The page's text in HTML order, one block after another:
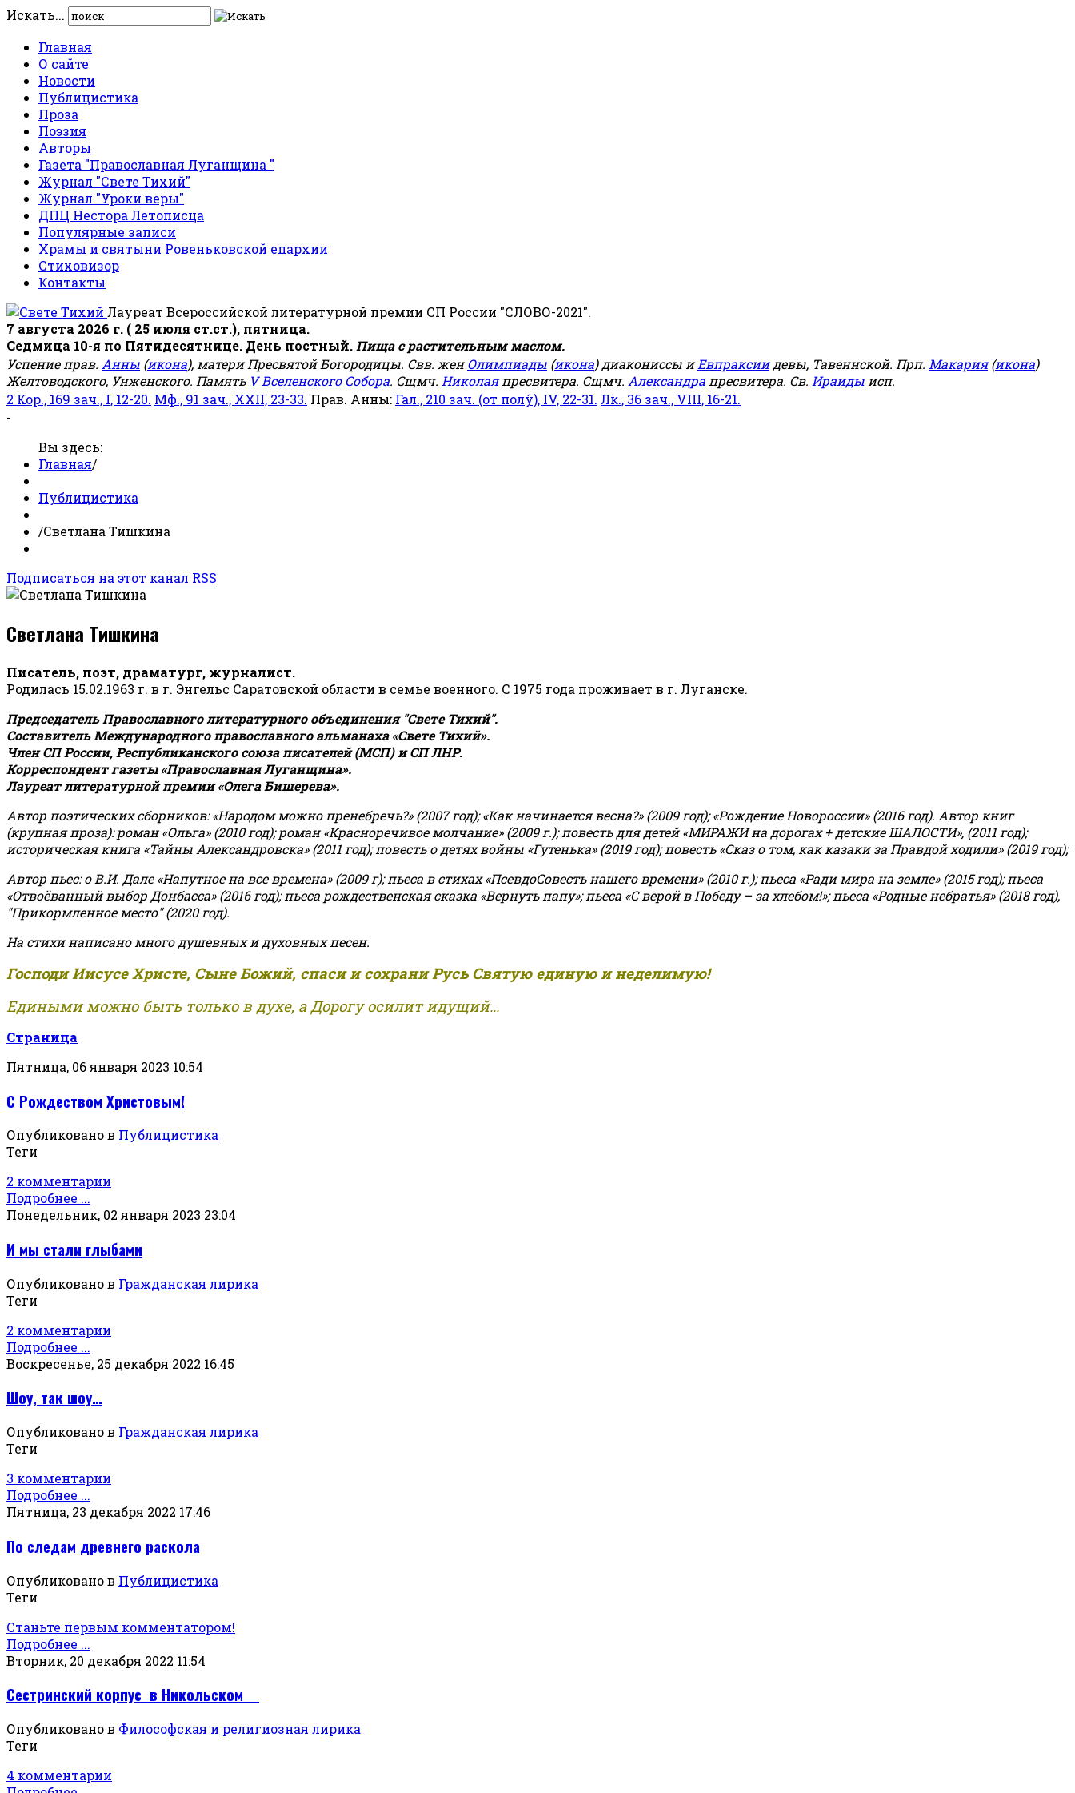
Искать...
Главная
О сайте
Новости
Публицистика
Проза
Поэзия
Авторы
Газета "Православная Луганщина "
Журнал "Свете Тихий"
Журнал "Уроки веры"
ДПЦ Нестора Летописца
Популярные записи
Храмы и святыни Ровеньковской епархии
Стиховизор
Контакты
Лауреат Всероссийской литературной премии СП России "СЛОВО-2021".
7 августа 2026 г. ( 25 июля ст.ст.), пятница.
Седмица 10-я по Пятидесятнице. День постный. Пища с растительным маслом.
Успение прав. Анны (икона), матери Пресвятой Богородицы. Свв. женОлимпиады (икона) диакониссы иЕвпраксиидевы, Тавеннской. Прп. Макария(икона)
Желтоводского, Унженского. Память V Вселенского Собора. Сщмч. Николаяпресвитера. Сщмч. Александра пресвитера. Св. Ираиды исп.
2 Кор., 169 зач., I, 12-20. Мф., 91 зач., XXII, 23-33. Прав. Анны: Гал., 210 зач. (от полу́), IV, 22-31. Лк., 36 зач., VIII, 16-21.
-
Вы здесь:
Главная/
Публицистика
/Светлана Тишкина
Подписаться на этот канал RSS
Светлана Тишкина
Писатель, поэт, драматург, журналист.
Родилась 15.02.1963 г. в г. Энгельс Саратовской области в семье военного. С 1975 года проживает в г. Луганске.
Председатель Православного литературного объединения "Свете Тихий".
Составитель Международного православного альманаха «Свете Тихий».
Член СП России, Республиканского союза писателей (МСП) и СП ЛНР.
Корреспондент газеты «Православная Луганщина».
Лауреат литературной премии «Олега Бишерева».
Автор поэтических сборников: «Народом можно пренебречь?» (2007 год); «Как начинается весна?» (2009 год); «Рождение Новороссии» (2016 год). Автор книг
(крупная проза): роман «Ольга» (2010 год); роман «Красноречивое молчание» (2009 г.); повесть для детей «МИРАЖИ на дорогах + детские ШАЛОСТИ», (2011 год);
историческая книга «Тайны Александровска» (2011 год); повесть о детях войны «Гутенька» (2019 год); повесть «Сказ о том, как казаки за Правдой ходили» (2019 год);
Автор пьес: о В.И. Дале «Напутное на все времена» (2009 г); пьеса в стихах «ПсевдоСовесть нашего времени» (2010 г.); пьеса «Ради мира на земле» (2015 год); пьеса
«Отвоёванный выбор Донбасса» (2016 год); пьеса рождественская сказка «Вернуть папу»; пьеса «С верой в Победу – за хлебом!»;пьеса «Родные небратья» (2018 год),
"Прикормленное место" (2020 год).
На стихи написано много душевных и духовных песен.
Господи Иисусе Христе, Сыне Божий, спаси и сохрани Русь Святую единую и неделимую!
Едиными можно быть только в духе, а Дорогу осилит идущий...
Страница
Пятница, 06 января 2023 10:54
С Рождеством Христовым!
Опубликовано в Публицистика
Теги
2 комментарии
Подробнее ...
Понедельник, 02 января 2023 23:04
И мы стали глыбами
Опубликовано в Гражданская лирика
Теги
2 комментарии
Подробнее ...
Воскресенье, 25 декабря 2022 16:45
Шоу, так шоу…
Опубликовано в Гражданская лирика
Теги
3 комментарии
Подробнее ...
Пятница, 23 декабря 2022 17:46
По следам древнего раскола
Опубликовано в Публицистика
Теги
Станьте первым комментатором!
Подробнее ...
Вторник, 20 декабря 2022 11:54
Сестринский корпус в Никольском
Опубликовано в Философская и религиозная лирика
Теги
4 комментарии